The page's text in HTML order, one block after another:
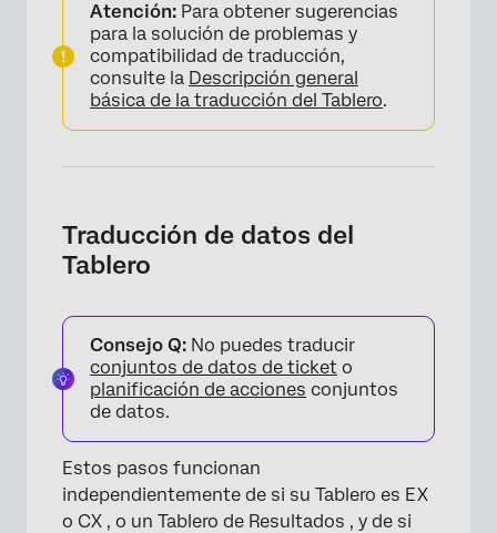
Atención: Para obtener sugerencias
para la solución de problemas y
compatibilidad de traducción,
consulte la Descripción general
básica de la traducción del Tablero.
Traducción de datos del
Tablero
Consejo Q: No puedes traducir
conjuntos de datos de ticket o
planificación de acciones conjuntos
de datos.
Estos pasos funcionan
independientemente de si su Tablero es EX
o CX , o un Tablero de Resultados , y de si